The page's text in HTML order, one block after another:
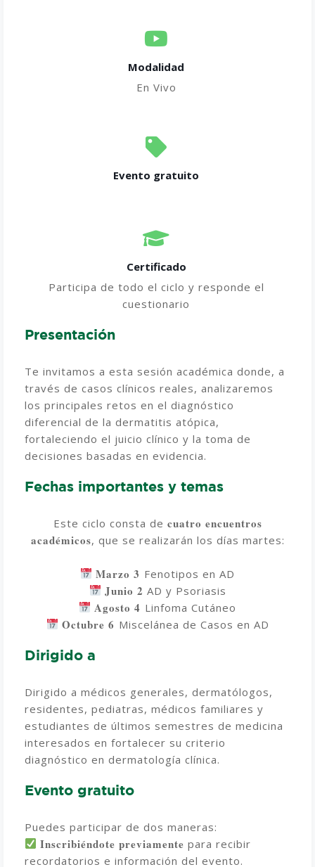
Modalidad
En Vivo
Evento gratuito
Certificado
Participa de todo el ciclo y responde el
cuestionario
Presentación
Te invitamos a esta sesión académica donde, a
través de casos clínicos reales, analizaremos
los principales retos en el diagnóstico
diferencial de la dermatitis atópica,
fortaleciendo el juicio clínico y la toma de
decisiones basadas en evidencia.
Fechas importantes y temas
Este ciclo consta de cuatro encuentros
académicos, que se realizarán los días martes:
Marzo 3 Fenotipos en AD
Junio 2 AD y Psoriasis
Agosto 4 Linfoma Cutáneo
Octubre 6 ⁠ Miscelánea de Casos en AD
Dirigido a
Dirigido a médicos generales, dermatólogos,
residentes, pediatras, médicos familiares y
estudiantes de últimos semestres de medicina
interesados en fortalecer su criterio
diagnóstico en dermatología clínica.
Evento gratuito
Puedes participar de dos maneras:
Inscribiéndote previamente para recibir
recordatorios e información del evento.